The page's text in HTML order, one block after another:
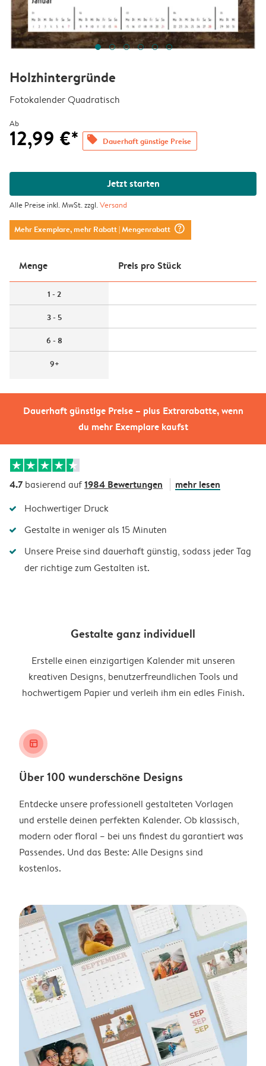
Dauerhaft günstige Preise – plus Extrarabatte, wenn
du mehr Exemplare kaufst
Holzhintergründe
Fotokalender Quadratisch
Ab
12,99 €* offers Dauerhaft günstige Preise
Jetzt starten
Alle Preise inkl. MwSt. zzgl.Versand
Mehr Exemplare, mehr Rabatt| Mengenrabatt question_mark_circle
Menge Preis pro Stück
1 - 2
3 - 5
6 - 8
9+
4.7 basierend auf1984 Bewertungen mehr lesen
Hochwertiger Druck
Gestalte in weniger als 15 Minuten
Unsere Preise sind dauerhaft günstig, sodass jeder Tag
der richtige zum Gestalten ist.
Gestalte ganz individuell
Erstelle einen einzigartigen Kalender mit unseren
kreativen Designs, benutzerfreundlichen Tools und
hochwertigem Papier und verleih ihm ein edles Finish.
layout_alt
Über 100 wunderschöne Designs
Entdecke unsere professionell gestalteten Vorlagen
und erstelle deinen perfekten Kalender. Ob klassisch,
modern oder floral – bei uns findest du garantiert was
Passendes. Und das Beste: Alle Designs sind
kostenlos.